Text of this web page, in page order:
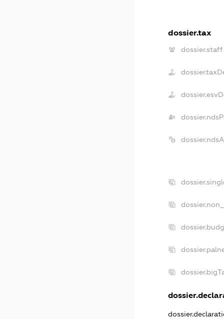
dossier.tax
dossier.staff